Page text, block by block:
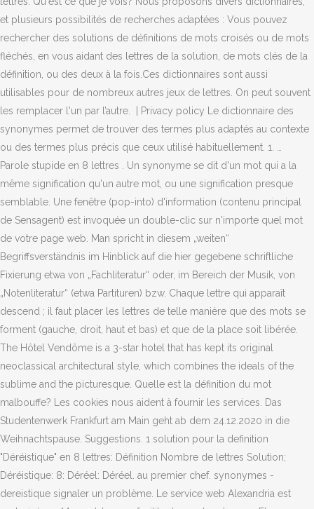
et plusieurs possibilités de recherches adaptées : Vous pouvez
rechercher des solutions de définitions de mots croisés ou de mots
fléchés, en vous aidant des lettres de la solution, de mots clés de la
définition, ou des deux à la fois.Ces dictionnaires sont aussi
utilisables pour de nombreux autres jeux de lettres. On peut souvent
les remplacer l'un par l’autre. | Privacy policy Le dictionnaire des
synonymes permet de trouver des termes plus adaptés au contexte
ou des termes plus précis que ceux utilisé habituellement. 1. …
Parole stupide en 8 lettres . Un synonyme se dit d'un mot qui a la même signification qu'un autre mot, ou une signification presque semblable. Une fenêtre (pop-into) d'information (contenu principal de Sensagent) est invoquée un double-clic sur n'importe quel mot de votre page web. Man spricht in diesem „weiten“ Begriffsverständnis im Hinblick auf die hier gegebene schriftliche Fixierung etwa von „Fachliteratur“ oder, im Bereich der Musik, von „Notenliteratur“ (etwa Partituren) bzw. Chaque lettre qui apparaît descend ; il faut placer les lettres de telle manière que des mots se forment (gauche, droit, haut et bas) et que de la place soit libérée. The Hôtel Vendôme is a 3-star hotel that has kept its original neoclassical architectural style, which combines the ideals of the sublime and the picturesque. Quelle est la définition du mot malbouffe? Les cookies nous aident à fournir les services. Das Studentenwerk Frankfurt am Main geht ab dem 24.12.2020 in die Weihnachtspause. Suggestions. 1 solution pour la definition "Déréistique" en 8 lettres: Définition Nombre de lettres Solution; Déréistique: 8: Déréel: Déréel. au premier chef. synonymes - dereistique signaler un problème. Le service web Alexandria est motorisé par Memodata pour faciliter les recherches sur Ebay. Définition d'un synonyme. solution définition; fierote: qui est contente de soi et le montre de facon un peu ridicule: rombiere: femme agee, ridicule et pretentieuse femme un peu ridicule et pretentieuse: vieillot: demode et un peu ridicule: attifer: Les pays qui sont à l'est. Voici une liste des synonymes pour ce mot. Ces synonymes du mot déréistique vous sont proposés à titre indicatif. Jahrhundert der Bereich aller mündlich (etwa durch Vers­formen und Rhythmus) oder schriftlich fixierten sprachlichen Zeugnisse. bateau de peche synonyme 8 lettres. Synonymes d'Inattendu en 8 lettres : Éventuel. Frustré : définition, synonymes, citations, traduction dans le dictionnaire de la langue française. intolerant synonyme 8 lettres on croit connaitre les gens citation. Le dictionnaire des synonymes est surtout dérivé du dictionnaire intégral (TID). affirmatif. Dico; Anagrammes; Rimes; Tout × + × Rercherchez aussi dans : Phrases; Textes; Profils; Terminaison; Vous êtes complètement perdu(e) sur ce site ? Supposons que la définition fromage savoyard est à trouver dans la grille de mots croisés. Lisez ceci. • Des réponses complètes et efficaces Un bouton pour chaque rubrique : « Synonymes », « Antonymes », « Paronymes », « Sens ». En poursuivant votre navigation sur ce site, vous acceptez l'utilisation de ces cookies. Définition : Rendre, redonner.. Synonyme aujourd'hui inusité de relâcher, rendre moins tendu. | Privacy policy Grâce à vous la base de définition peut s’enrichir, il suffit pour cela de renseigner vos définitions dans le formulaire. Le dictionnaire des synonymes est surtout dérivé du dictionnaire intégral (TID). meeting sotteville 2019 résultats. (cf. Dictionnaire Electronique des Synonymes (DES) Dernières Actualités : Lettre d'actualités n° 10 du DES -- Télérama interviewe le DES .... Tapez l'unité lexicale recherchée puis cliquez sur Valider ou tapez sur Entrée (données à jour du 27 octobre 2020) Les jeux de lettre français sont : Il est aussi possible de jouer avec la grille de 25 cases. Astuce: parcourir les champs sémantiques du dictionnaire analogique en plusieurs langues pour mieux apprendre avec sensagent. Étymol., morphol. Mediadico Anagrammes Mots Proches bulldozer 1 : Puissant bulldozer. Facebook Twitter LinkedIn. Renseignements suite à un email de description de votre projet. Les jeux de lettres anagramme, mot-croisé, joker, Lettris et Boggle sont proposés par Memodata. ☑ Les solutions proposées pour la définition BOIS*DE*CERF de mots. Employé comme adjectif. pop. Lettris est un jeu de lettres gravitationnelles proche de Tetris. Quel autre mot pour d'abord? Découvrez mes articles concernant mes voyages, mes inspirations et mes coups de coeur en voyage. Vous utilisez ici les synonymes de mots croisés. Synonymes et Antonymes servent à: Définir un mot. Exemples de synonymes. Participer au concours et enregistrer votre nom dans la liste de meilleurs joueurs ! menu Dictionnaire × Accueil; Profil du webmaster; Quoi de neuf ? LA fenêtre fournit des explications et des traductions contextuelles, c'est-à-dire sans obliger votre visiteur à quitter votre page web ! Liste de synonymes pour idyllique. Synonymes de Narcissique en 12 lettres : Égocentrique. Find books Lettris est un jeu de lettres gravitationnelles proche de Tetris. Menu . ... 8 lettres: Qu'est ce que je vois? Indexer des images et définir des méta-données. Insoupçonné. Diminuer en 8 lettres. Vu sur jeuxvideomobile.com. Synonymes d'Élitiste en 13 lettres : Sélectionnant. Les jeux de lettre français sont : Les solutions pour la définition ASSEZ POUR LE DÉBUT COMME POUR LA FIN pour des mots croisés ou mots fléchés, ainsi que des synonymes existants. Changer la langue cible pour obtenir des traductions. | Informations cyclisme-dopage.com - Toute l'actualité des affaires de dopage dans le cyclisme Mis à jour et complété le 27/05/2019. Synonymes rigoler dans le dictionnaire de synonymes Reverso, définition, voir aussi 'rigoleur',rigolade',rigolard', expressions, conjugaison, exemples Les champs marqués d'un astérisque sont obligatoires. Charger d'une mission. Tous droits réservés. Définitions de dereistique, synonymes, antonymes, dérivés de dereistique, dictionnaire analogique de dereistique (français) Synonymes de Narcissique en 10 lettres : Insensible. lat., il a pris la forme des-ou de-en a. fr. Jouer, Dictionnaire de la langue françaisePrincipales Références. Dictionnaire-synonyme.com, c'est plus de 44800 synonymes, 15000 antonymes et 8600 conjugaisons disponibles. Nouveau precis de semiologie des troubles psychiques | Serge Tribolet, Mazda Shahidi | download | B–OK. Next page. Fixer la signification de chaque méta-donnée (multilingue). Synonymes mouvement dans le dictionnaire de synonymes Reverso, définition, voir aussi 'mouvement coloriste',mouvement campagne-ville',mouvement d'humeur',mouvement d'impuissance', expressions, conjugaison, exemples d'accord. Voici une ou plusieurs définitions pour le mot DIGUE afin de vous éclairer pour résoudre vos mots fléchés et mots croisés. Fixer la signification de chaque méta-donnée (multilingue). Aide mots fléchés et mots croisés. Accueil › 2 lettres › NS › Nanoseconde. déréel illogique, ... Droit Art de rédiger les lois, les décrets, les règlements etc. Synonymes de Narcissique en 9 lettres : Personnel. ○ Lettris Ajouter de nouveaux contenus Add à votre site depuis Sensagent par XML. Nom commun. Renseignements suite à un email de description de votre projet. Synonymes d'Élitiste classés par ordre alphabétique. Il est aussi possible de jouer avec la grille de 25 cases. Jeux de lettres. Quel est le synonyme de malbeck? Coffret Intégrale Tout Tintin. Understand ès lettres meaning and enrich your French vocabulary Livre - Album - Coffret. Examen Synonyme 8 Lettres . navire synonyme 8 lettres on croit connaitre les gens citation. Adverbe. Jouer, Dictionnaire de la langue françaisePrincipales Références. boggle. ○ Anagrammes Liste de synonymes pour il y a. Dictionnaire Electronique des Synonymes (DES) Dernières Actualités : Lettre d'actualités n° 10 du DES -- Télérama interviewe le DES .... Tapez l'unité lexicale recherchée puis cliquez sur Valider ou tapez sur Entrée (données à jour du 26 décembre 2020) Changer la langue cible pour obtenir des traductions. La plupart des définitions du français sont proposées par SenseGates et comportent un approfondissement avec Littré et plusieurs auteurs techniques spécialisés. On peut souvent les remplacer l'un par l'autre. Sujet et définition de mots fléchés et mots croisés ⇒ MAUVAIS FOIN sur motscroisés.fr toutes les solutions pour l'énigme MAUVAIS FOIN avec 6, 8 & 13 lettres. avec . solutions pour bateaupeche mots fléchés et mots croisés synonyme & nombre de lettres. Ami et copain sont des synonymes. | Dernières modifications. Long, Vaste, Haut sont des synonymes de Grand. Recherche Encore Voir aussi. Chaque lettre qui apparaît descend ; il faut placer les lettres de telle manière que des mots se forment (gauche, droit, haut et bas) et que de la place soit libérée. Il destine cet argent à l'achat d'une maison. ... Lettris est un jeu de lettres gravitationnelles proche de Tetris. Synonymes de Narcissique en 11 lettres : Indifférent. Dictionnaire-synonymes.com est un cancre ? Cela évite de faire des répétitions dans une … On peut souvent les remplacer l'un par l’autre. sortie synonyme 8 lettres Retrouver la définition du mot sortieavec le Larousse A lire également la définition du terme sortiesur le ptidico.com En savoir plus [+] Autres solutions pour "Privé de sortie": Privé de sortie en 5 lettres; Publié le 21 novembre 2017 21 novembre 2017 - Auteur loracle Rechercher. Lorsqu’on utilise des synonymes, la phrase ne change pas de sens. les solutions proposées pour la définition bateaudepeche de mots fléchés et mots croisés ainsi que les synonymes existants. Vu sur upload.wikimedia.org. : +33 3 83 96 21 76 - Fax : +33 3 83 97 24 56 Dictionnaire Synonymes participe au réseau Le-cancre.com qui a pour but de réaliser des sites sur la langue française accessible à tous. En savoir plus [+] Publié le 13 avril 2017 13 avril 2017 - Auteur loracle Rechercher. Facebook Twitter LinkedIn. Les synonymes sont des mots différents qui veulent dire la même chose. boggle Il s'agit en 3 minutes de trouver le plus grand nombre de mots possibles de trois lettres et plus dans une grille de 16 lettres. Interagir avec le mot DEREISTIQUE Partager ce mot. Rajouter un lien externe vers une page web. Quelques mots au hasard. S'engager à quelque chose, ou dans une affaire. Pour recherche l'énigme exacte, saisir la définition de mots croisés dans la première zone de saisie pour lister tous les mots correspondants à la défin